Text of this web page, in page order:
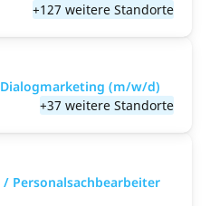
+127 weitere Standorte
(m/w/d)
+37 weitere Standorte
Personalsachbearbeiter